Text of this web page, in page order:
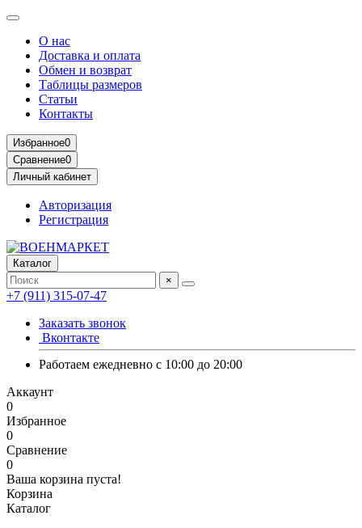
О нас
Доставка и оплата
Обмен и возврат
Таблицы размеров
Статьи
Контакты
Избранное0
Сравнение0
Личный кабинет
Авторизация
Регистрация
Каталог
×
+7 (911) 315-07-47
Заказать звонок
Вконтакте
Работаем ежедневно с 10:00 до 20:00
Аккаунт
0
Избранное
0
Сравнение
0
Ваша корзина пуста!
Корзина
Каталог